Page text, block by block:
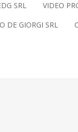
SRL
VIDEO
DE GIORGI SRL